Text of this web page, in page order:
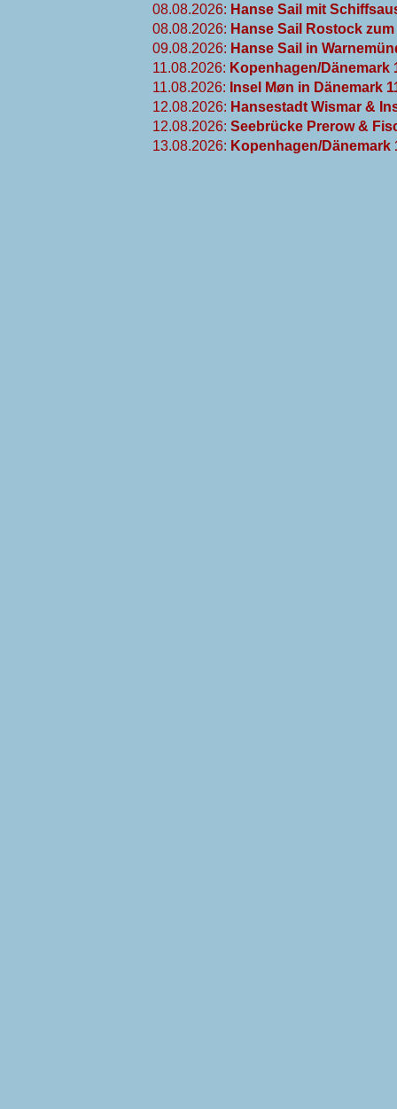
08.08.2026: Hanse Sail mit
08.08.2026: Hanse Sail Rostock
09.08.2026: Hanse Sail in
11.08.2026: Kopenhagen/Dänemark
11.08.2026: Insel Møn in Dänemark
12.08.2026: Hansestadt Wismar &
12.08.2026: Seebrücke Prerow &
13.08.2026: Kopenhagen/Dänemark